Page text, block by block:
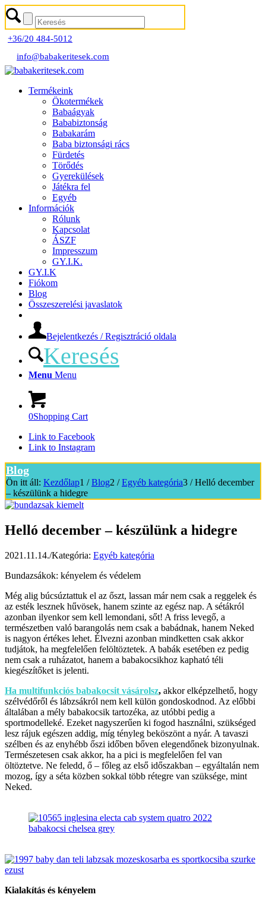
+36/20 484-5012
info@babakeritesek.com
Termékeink
Ökotermékek
Babaágyak
Bababiztonság
Babakarám
Baba biztonsági rács
Fürdetés
Törődés
Gyerekülések
Játékra fel
Egyéb
Információk
Rólunk
Kapcsolat
ÁSZF
Impresszum
GY.I.K.
GY.I.K
Fiókom
Blog
Összeszerelési javaslatok
Bejelentkezés / Regisztráció oldala
Keresés
Menu Menu
0Shopping Cart
Link to Facebook
Link to Instagram
Blog
Ön itt áll: Kezdőlap1 / Blog2 / Egyéb kategória3 / Helló december
– készülünk a hidegre
Helló december – készülünk a hidegre
2021.11.14./Kategória: Egyéb kategória
Bundazsákok: kényelem és védelem
Még alig búcsúztattuk el az őszt, lassan már nem csak a reggelek és
az esték lesznek hűvösek, hanem szinte az egész nap. A sétákról
azonban ilyenkor sem kell lemondani, sőt! A friss levegő, a
természetben való barangolás nem csak a babádnak, hanem Neked
is nagyon értékes lehet. Élvezni azonban mindketten csak akkor
tudjátok, ha megfelelően felöltöztetek. A babák esetében ez pedig
nem csak a ruházatot, hanem a babakocsikhoz kapható téli
kiegészítőket is jelenti.
Ha multifunkciós babakocsit vásárolsz, akkor elképzelhető, hogy
szélvédőről és lábzsákról nem kell külön gondoskodnod. Az előbbi
általában a mély babakocsik tartozéka, az utóbbi pedig a
sportmodelleké. Ezeket nagyszerűen ki fogod használni, szükséged
lesz rájuk egészen addig, míg tényleg beköszönt a nyár. A tavaszi
szélben és az enyhébb őszi időben bőven elegendőnek bizonyulnak.
Természetesen csak akkor, ha a pici is megfelelően fel van
öltöztetve. Ne feledd, ő – főleg az első időszakban – egyáltalán nem
mozog, így a séta közben sokkal több rétegre van szüksége, mint
Neked.
Kialakítás és kényelem